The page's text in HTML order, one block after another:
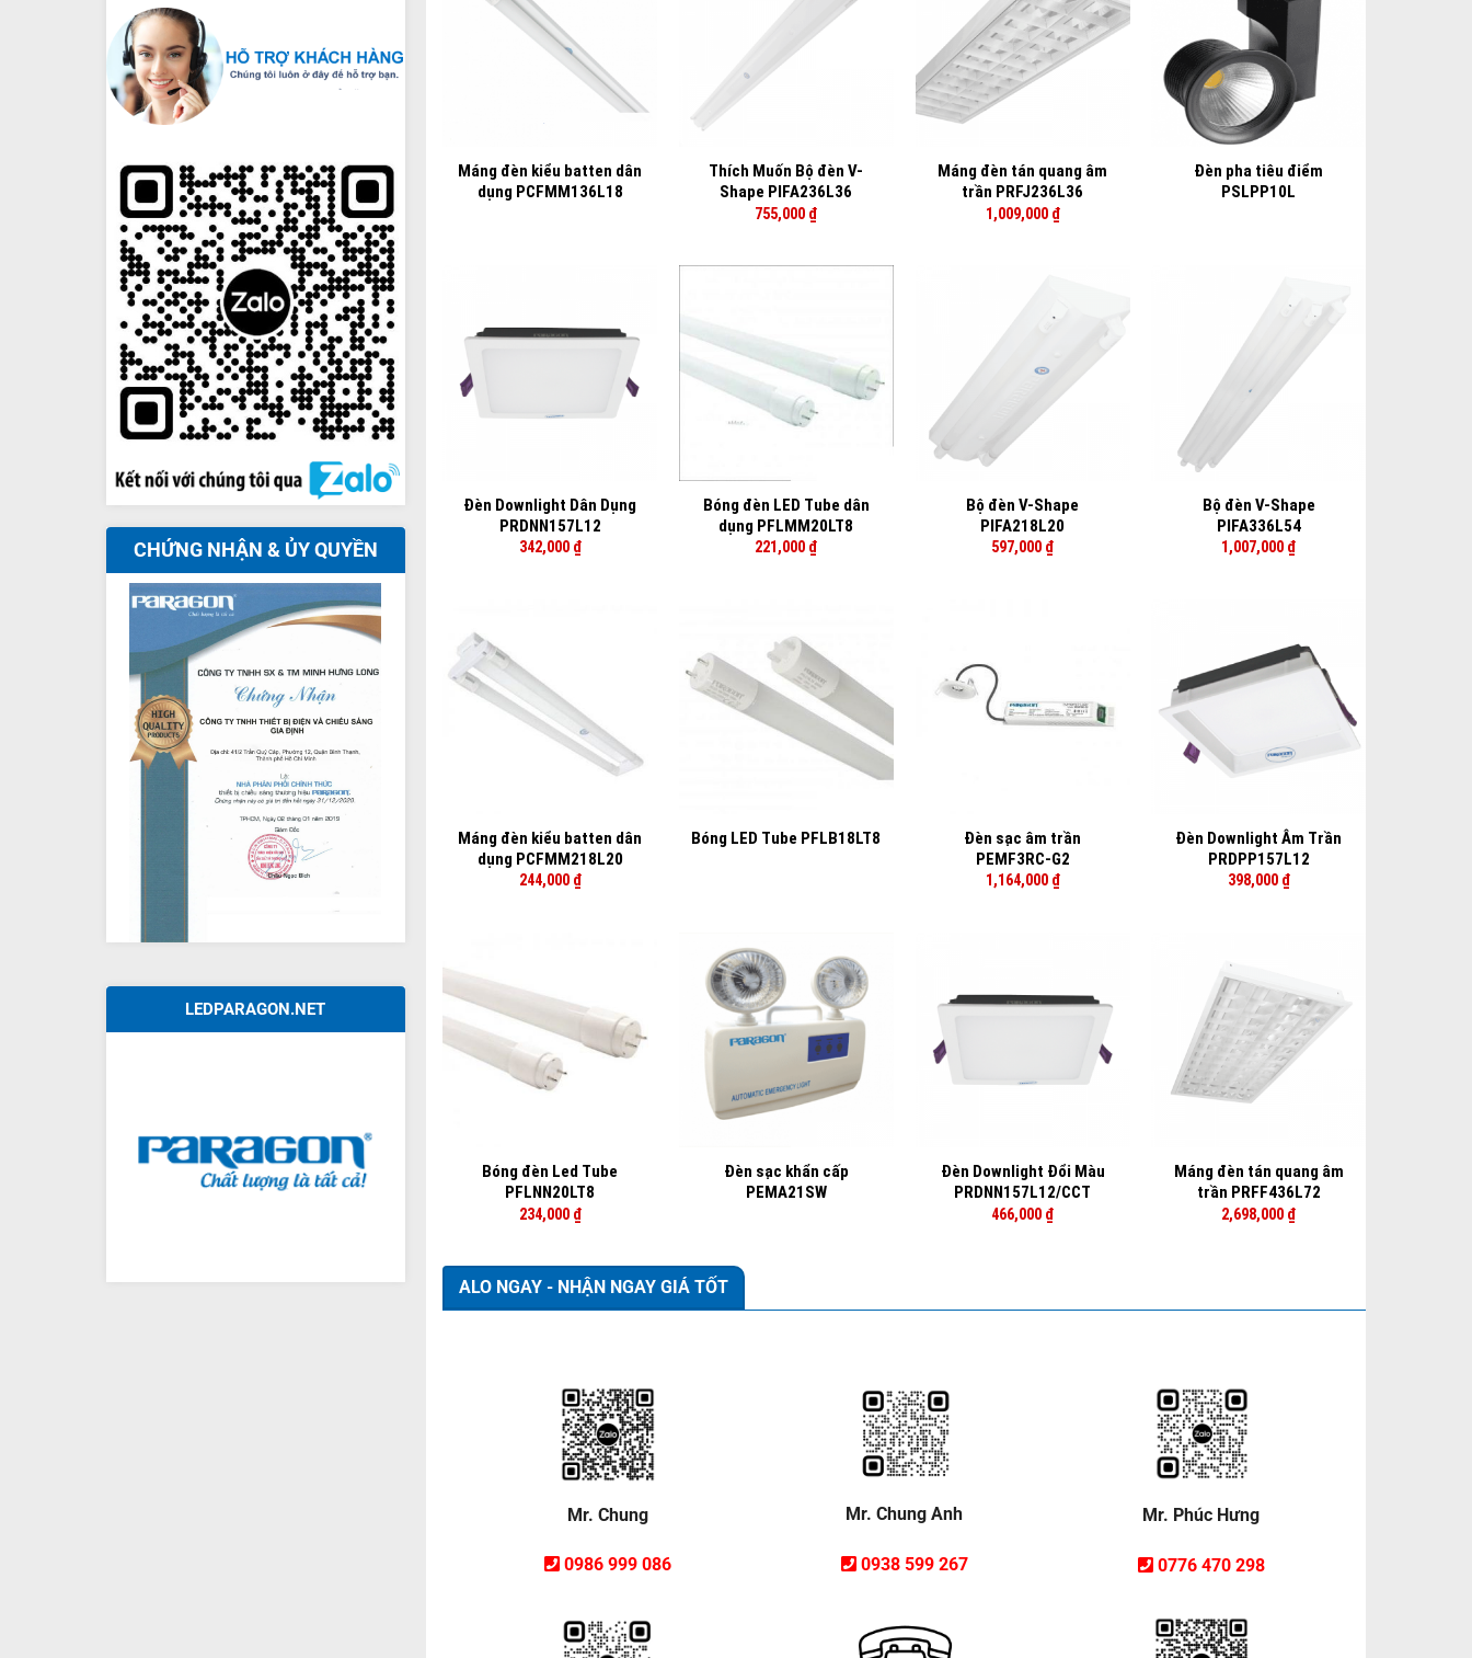
CHỨNG NHẬN & ỦY QUYỀN
LEDPARAGON.NET
Máng đèn kiểu batten dân
dụng PCFMM136L18
+
Thích Muốn Bộ đèn V-
Shape PIFA236L36
755,000 ₫
Máng đèn tán quang âm
trần PRFJ236L36
1,009,000 ₫
Đèn pha tiêu điểm
PSLPP10L
Đèn Downlight Dân Dụng
PRDNN157L12
342,000 ₫
Bóng đèn LED Tube dân
dụng PFLMM20LT8
221,000 ₫
+
Bộ đèn V-Shape
PIFA218L20
597,000 ₫
+
Bộ đèn V-Shape
PIFA336L54
1,007,000 ₫
Máng đèn kiểu batten dân
dụng PCFMM218L20
244,000 ₫
Bóng LED Tube PFLB18LT8
Đèn sạc âm trần
PEMF3RC-G2
1,164,000 ₫
Đèn Downlight Âm Trần
PRDPP157L12
398,000 ₫
Bóng đèn Led Tube
PFLNN20LT8
234,000 ₫
Đèn sạc khẩn cấp
PEMA21SW
Đèn Downlight Đổi Màu
PRDNN157L12/CCT
466,000 ₫
Máng đèn tán quang âm
trần PRFF436L72
2,698,000 ₫
ALO NGAY - NHẬN NGAY GIÁ TỐT
Mr. Chung
0986 999 086
Mr. Chung Anh
0938 599 267
Mr. Phúc Hưng
0776 470 298